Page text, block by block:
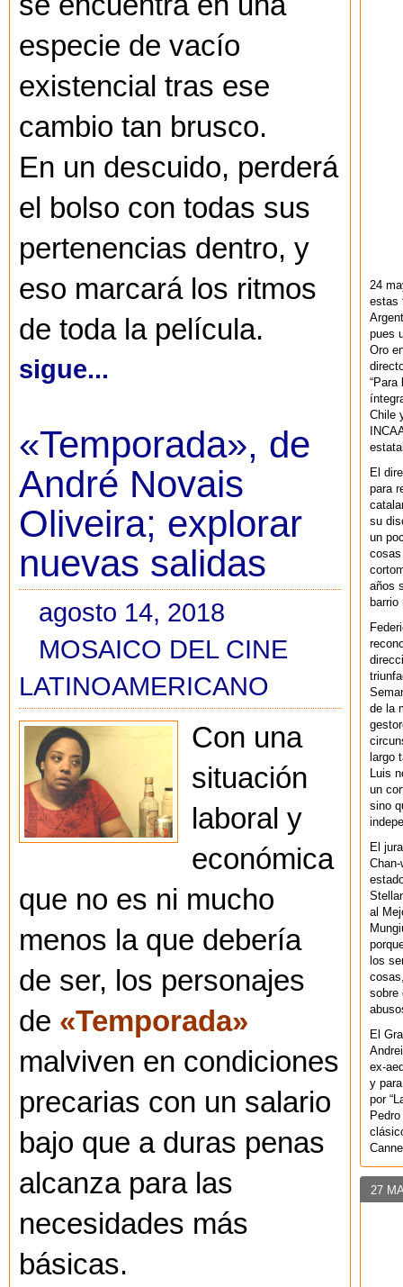
especie de vacío
existencial tras ese
cambio tan brusco.
En un descuido, perderá
el bolso con todas sus
pertenencias dentro, y
eso marcará los ritmos
de toda la película.
sigue...
«Temporada», de
André Novais
Oliveira; explorar
nuevas salidas
agosto 14, 2018
MOSAICO DEL CINE
LATINOAMERICANO
Con una
situación
laboral y
económica
que no es ni mucho
menos la que debería
de ser, los personajes
de «Temporada»
malviven en condiciones
precarias con un salario
bajo que a duras penas
alcanza para las
necesidades más
básicas.
24
estas
pues
Oro
“Para
Chile
El
para
su
un
cosas
años
de la
largo
Luis
un
sino
El
al
los
sobre
El
ex-
y
por
27